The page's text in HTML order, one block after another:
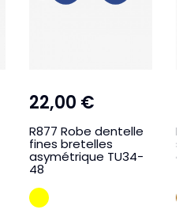
22,00 €
R877 Robe dentelle
fines bretelles
asymétrique TU34-
48
JAUNE
et